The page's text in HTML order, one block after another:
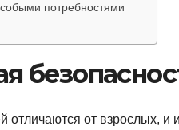
потребностями
отличаются от взрослых, и